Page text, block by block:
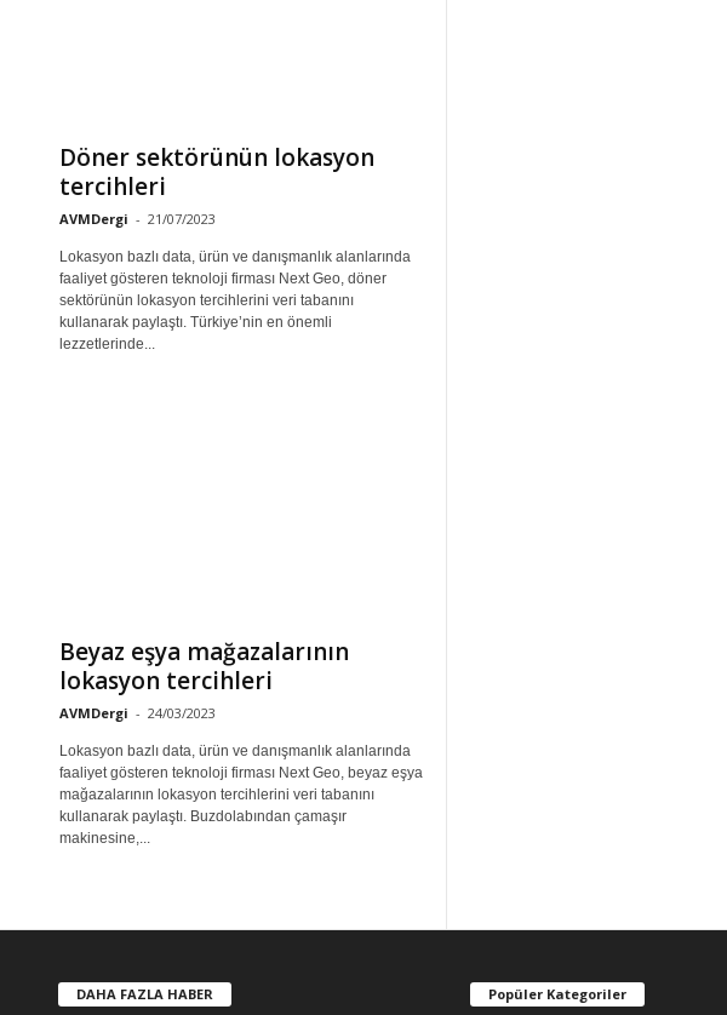
Döner sektörünün lokasyon
tercihleri
AVMDergi - 21/07/2023
Lokasyon bazlı data, ürün ve danışmanlık alanlarında
faaliyet gösteren teknoloji firması Next Geo, döner
sektörünün lokasyon tercihlerini veri tabanını
kullanarak paylaştı. Türkiye’nin en önemli
lezzetlerinde...
Beyaz eşya mağazalarının
lokasyon tercihleri
AVMDergi - 24/03/2023
Lokasyon bazlı data, ürün ve danışmanlık alanlarında
faaliyet gösteren teknoloji firması Next Geo, beyaz eşya
mağazalarının lokasyon tercihlerini veri tabanını
kullanarak paylaştı. Buzdolabından çamaşır
makinesine,...
DAHA FAZLA HABER Popüler Kategoriler